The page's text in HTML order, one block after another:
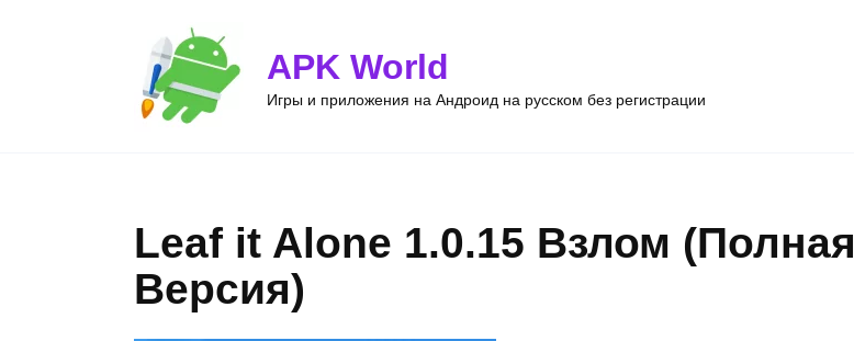
APK World
Игры и приложения на Андроид на русском без регистрации
Leaf it Alone 1.0.15 Взлом (Полная
Версия)